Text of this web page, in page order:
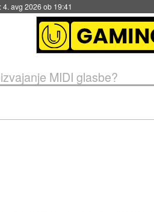
2026 ob 19:41
MIDI glasbe?